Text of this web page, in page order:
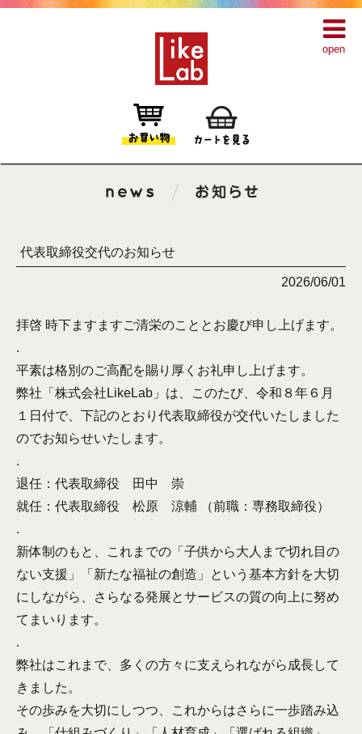
open
代表取締役交代のお知らせ
2026/06/01
拝啓 時下ますますご清栄のこととお慶び申し上げます。
.
平素は格別のご高配を賜り厚くお礼申し上げます。
弊社「株式会社LikeLab」は、このたび、令和８年６月
１日付で、下記のとおり代表取締役が交代いたしました
のでお知らせいたします。
.
退任：代表取締役 田中 崇
就任：代表取締役 松原 涼輔 （前職：専務取締役）
.
新体制のもと、これまでの「子供から大人まで切れ目の
ない支援」「新たな福祉の創造」という基本方針を大切
にしながら、さらなる発展とサービスの質の向上に努め
てまいります。
.
弊社はこれまで、多くの方々に支えられながら成長して
きました。
その歩みを大切にしつつ、これからはさらに一歩踏み込